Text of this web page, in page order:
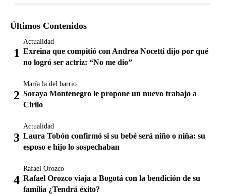
Últimos Contenidos
Actualidad
Exreina que compitió con Andrea Nocetti dijo por qué
no logró ser actriz: “No me dio”
María la del barrio
Soraya Montenegro le propone un nuevo trabajo a
Cirilo
Actualidad
Laura Tobón confirmó si su bebé será niño o niña: su
esposo e hijo lo sospechaban
Rafael Orozco
Rafael Orozco viaja a Bogotá con la bendición de su
familia ¿Tendrá éxito?